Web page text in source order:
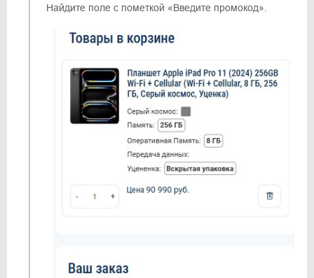
Найдите поле с пометкой «Введите промокод».